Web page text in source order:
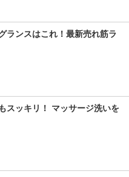
ランスはこれ！最新売れ筋ラ
スッキリ！ マッサージ洗いを